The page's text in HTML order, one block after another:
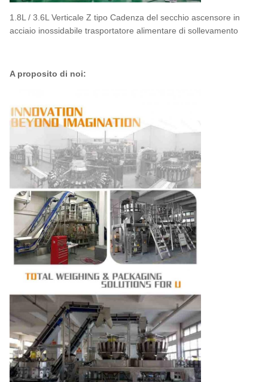
1.8L / 3.6L Verticale Z tipo Cadenza del secchio ascensore in
acciaio inossidabile trasportatore alimentare di sollevamento
A proposito di noi: